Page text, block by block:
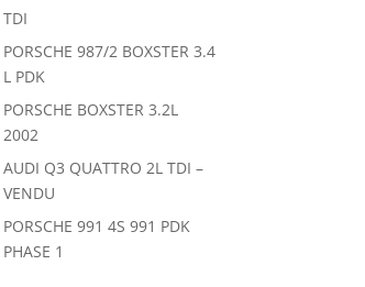
TDI
PORSCHE 987/2 BOXSTER 3.4
L PDK
PORSCHE BOXSTER 3.2L
2002
AUDI Q3 QUATTRO 2L TDI –
VENDU
PORSCHE 991 4S 991 PDK
PHASE 1